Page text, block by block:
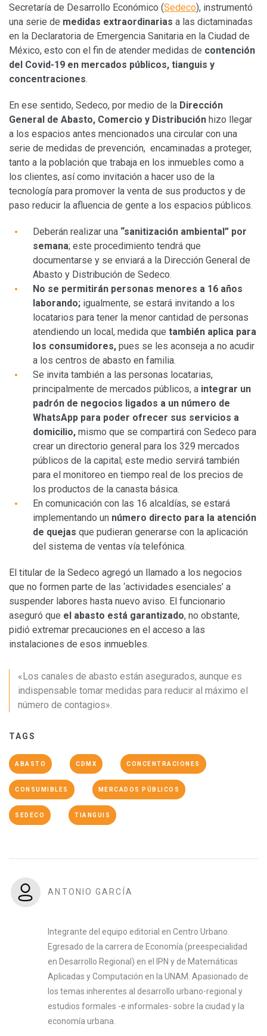
Secretaría de Desarrollo Económico (Sedeco), instrumentó
una serie de medidas extraordinarias a las dictaminadas
en la Declaratoria de Emergencia Sanitaria en la Ciudad de
México, esto con el fin de atender medidas de contención
del Covid-19 en mercados públicos, tianguis y
concentraciones.
En ese sentido, Sedeco, por medio de la Dirección
General de Abasto, Comercio y Distribución hizo llegar
a los espacios antes mencionados una circular con una
serie de medidas de prevención, encaminadas a proteger,
tanto a la población que trabaja en los inmuebles como a
los clientes, así como invitación a hacer uso de la
tecnología para promover la venta de sus productos y de
paso reducir la afluencia de gente a los espacios públicos.
Deberán realizar una “sanitización ambiental” por
semana; este procedimiento tendrá que
documentarse y se enviará a la Dirección General de
Abasto y Distribución de Sedeco.
No se permitirán personas menores a 16 años
laborando; igualmente, se estará invitando a los
locatarios para tener la menor cantidad de personas
atendiendo un local, medida que también aplica para
los consumidores, pues se les aconseja a no acudir
a los centros de abasto en familia.
Se invita también a las personas locatarias,
principalmente de mercados públicos, a integrar un
padrón de negocios ligados a un número de
WhatsApp para poder ofrecer sus servicios a
domicilio, mismo que se compartirá con Sedeco para
crear un directorio general para los 329 mercados
públicos de la capital; este medio servirá también
para el monitoreo en tiempo real de los precios de
los productos de la canasta básica.
En comunicación con las 16 alcaldías, se estará
implementando un número directo para la atención
de quejas que pudieran generarse con la aplicación
del sistema de ventas vía telefónica.
El titular de la Sedeco agregó un llamado a los negocios
que no formen parte de las ‘actividades esenciales’ a
suspender labores hasta nuevo aviso. El funcionario
aseguró que el abasto está garantizado, no obstante,
pidió extremar precauciones en el acceso a las
instalaciones de esos inmuebles.
«Los canales de abasto están asegurados, aunque es
indispensable tomar medidas para reducir al máximo el
número de contagios».
TAGS
ABASTO CDMX CONCENTRACIONES
CONSUMIBLES MERCADOS PÚBLICOS
SEDECO TIANGUIS
ANTONIO GARCÍA
Integrante del equipo editorial en Centro Urbano.
Egresado de la carrera de Economía (preespecialidad
en Desarrollo Regional) en el IPN y de Matemáticas
Aplicadas y Computación en la UNAM. Apasionado de
los temas inherentes al desarrollo urbano-regional y
estudios formales -e informales- sobre la ciudad y la
economía urbana.